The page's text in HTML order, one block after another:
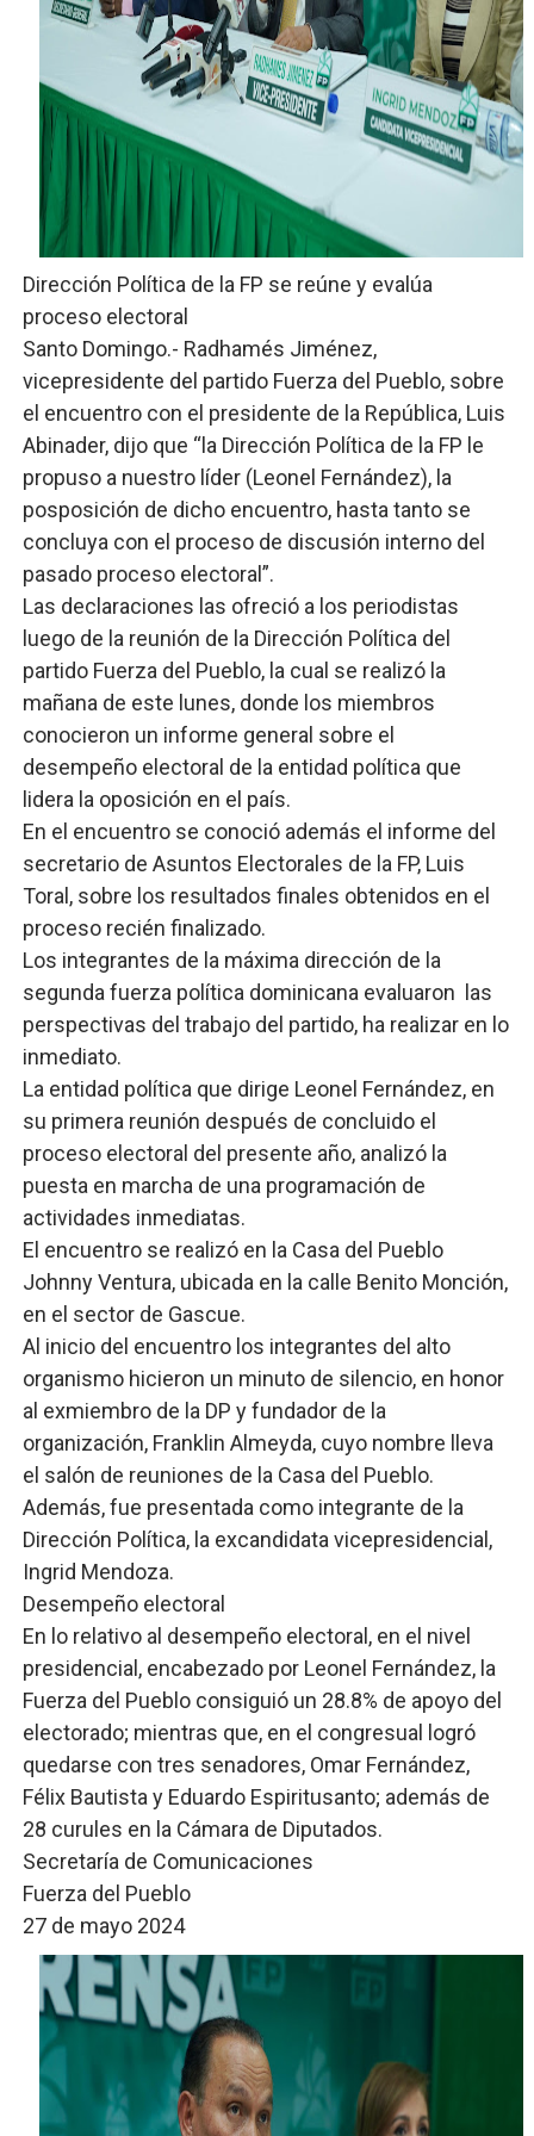
Trabajadores de la prensa y Obispado de la
Ministerio de Cultura anuncia ganadores de Premios
Más de 180 dirigentes sindicales de las Américas se
Restaurante Amigos es reconocido por sus cuatro
Banco Popular escala 17 posiciones en los mil
Dirección Política de la FP se reúne y evalúa
proceso electoral
Santo Domingo.- Radhamés Jiménez,
vicepresidente del partido Fuerza del Pueblo, sobre
el encuentro con el presidente de la República, Luis
Abinader, dijo que “la Dirección Política de la FP le
propuso a nuestro líder (Leonel Fernández), la
posposición de dicho encuentro, hasta tanto se
concluya con el proceso de discusión interno del
pasado proceso electoral”.
Las declaraciones las ofreció a los periodistas
luego de la reunión de la Dirección Política del
partido Fuerza del Pueblo, la cual se realizó la
mañana de este lunes, donde los miembros
conocieron un informe general sobre el
desempeño electoral de la entidad política que
lidera la oposición en el país.
En el encuentro se conoció además el informe del
secretario de Asuntos Electorales de la FP, Luis
Toral, sobre los resultados finales obtenidos en el
proceso recién finalizado.
Los integrantes de la máxima dirección de la
segunda fuerza política dominicana evaluaron las
perspectivas del trabajo del partido, ha realizar en lo
inmediato.
La entidad política que dirige Leonel Fernández, en
su primera reunión después de concluido el
proceso electoral del presente año, analizó la
puesta en marcha de una programación de
actividades inmediatas.
El encuentro se realizó en la Casa del Pueblo
Johnny Ventura, ubicada en la calle Benito Monción,
en el sector de Gascue.
Al inicio del encuentro los integrantes del alto
organismo hicieron un minuto de silencio, en honor
al exmiembro de la DP y fundador de la
organización, Franklin Almeyda, cuyo nombre lleva
el salón de reuniones de la Casa del Pueblo.
Además, fue presentada como integrante de la
Dirección Política, la excandidata vicepresidencial,
Ingrid Mendoza.
Desempeño electoral
En lo relativo al desempeño electoral, en el nivel
presidencial, encabezado por Leonel Fernández, la
Fuerza del Pueblo consiguió un 28.8% de apoyo del
electorado; mientras que, en el congresual logró
quedarse con tres senadores, Omar Fernández,
Félix Bautista y Eduardo Espiritusanto; además de
28 curules en la Cámara de Diputados.
Secretaría de Comunicaciones
Fuerza del Pueblo
27 de mayo 2024